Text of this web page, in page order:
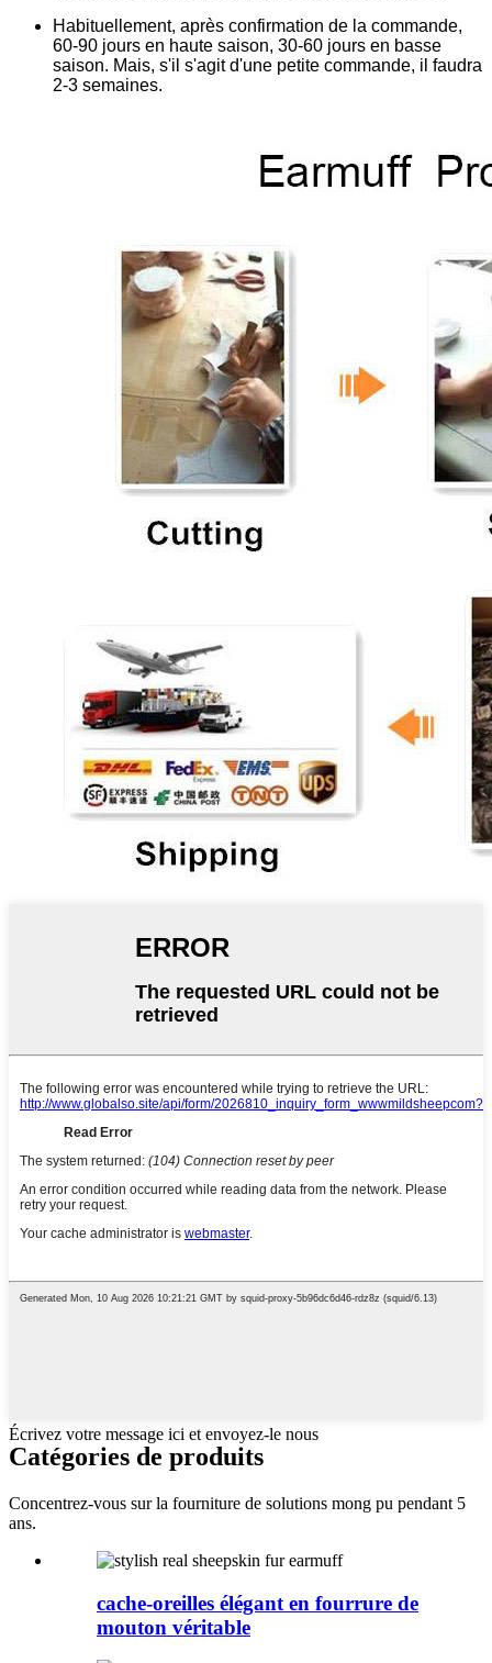
Habituellement, après confirmation de la commande,
60-90 jours en haute saison, 30-60 jours en basse
saison. Mais, s'il s'agit d'une petite commande, il faudra
2-3 semaines.
Écrivez votre message ici et envoyez-le nous
Catégories de produits
Concentrez-vous sur la fourniture de solutions mong pu pendant 5
ans.
cache-oreilles élégant en fourrure de
mouton véritable